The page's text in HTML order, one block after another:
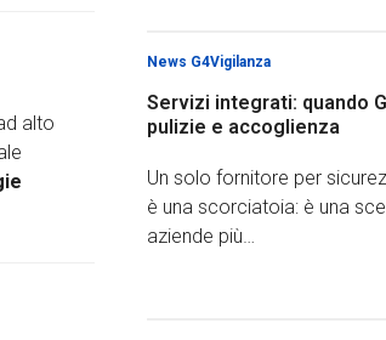
alto
News G4Vigilanza
Servizi integrati: quando
pulizie e accoglienza
Un solo fornitore per
è una scorciatoia: è una
aziende più…